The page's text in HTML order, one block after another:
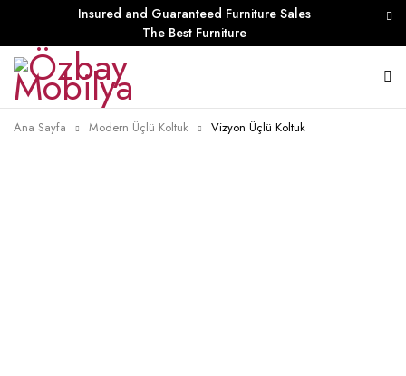
Insured and Guaranteed Furniture Sales
The Best Furniture
Ana Sayfa Modern Üçlü Koltuk Vizyon Üçlü Koltuk